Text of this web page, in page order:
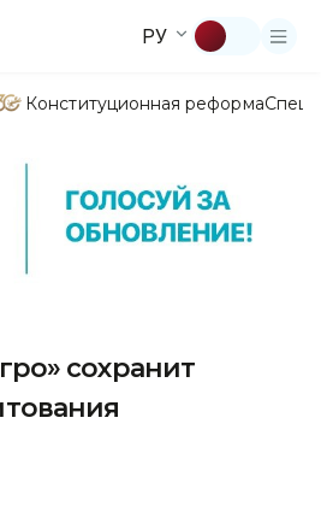
РУ
Конституционная реформа
сохранит